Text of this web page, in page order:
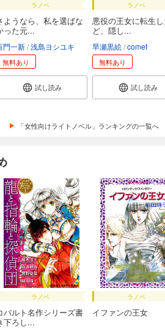
ラノベ
ようなら、私を選ばな
った元...
門一新 浅島ヨシユキ
無料あり
試し読み
ラノベ
悪役の王女に転生
ど、隠し...
早瀬黒絵 comet
無料あり
試し読み
「女性向けライトノベル」ランキングの一覧へ
ラノベ
バルト名作シリーズ書
下ろし...
ラノベ
イファンの王女